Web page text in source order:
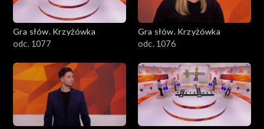
Gra słów. Krzyżówka
odc. 1077
Gra słów. Krzyżówka
odc. 1076